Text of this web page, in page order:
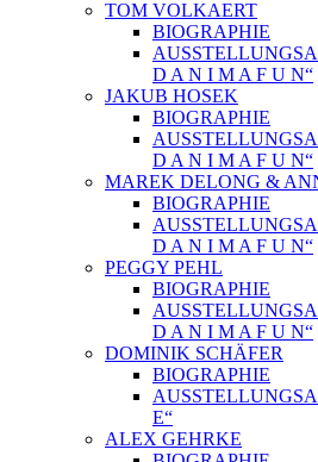
TOM VOLKAERT
BIOGRAPHIE
D A N I M A F U N“
JAKUB HOSEK
BIOGRAPHIE
D A N I M A F U N“
MAREK DELONG &
BIOGRAPHIE
D A N I M A F U N“
PEGGY PEHL
BIOGRAPHIE
D A N I M A F U N“
DOMINIK SCHÄFER
BIOGRAPHIE
E“
ALEX GEHRKE